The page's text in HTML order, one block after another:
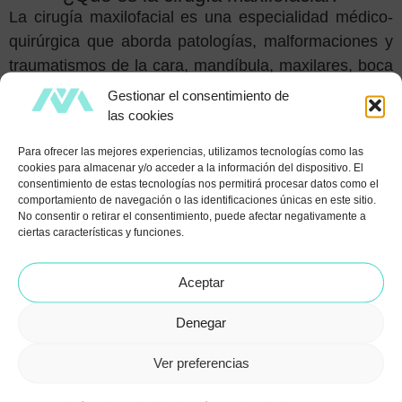
Gestionar el consentimiento de
las cookies
Para ofrecer las mejores experiencias, utilizamos tecnologías como las
cookies para almacenar y/o acceder a la información del dispositivo. El
consentimiento de estas tecnologías nos permitirá procesar datos como el
comportamiento de navegación o las identificaciones únicas en este sitio.
No consentir o retirar el consentimiento, puede afectar negativamente a
ciertas características y funciones.
Aceptar
Denegar
Ver preferencias
La cirugía maxilofacial es una especialidad médico-
quirúrgica que aborda patologías, malformaciones y
traumatismos de la cara, mandíbula, maxilares, boca
y cuello. Su objetivo es restaurar la funcionalidad y
mejorar la estética facial, abarcando procedimientos
Tratamiento quirúrgico de la apnea del
La cirugía maxilofacial ofrece soluciones efectivas
para casos seleccionados deapnea obstructiva del
que no responden a tratamientos
de avance maxilomandibular y otras intervenciones
específicas, es posible mejorar la vía aérea superior,